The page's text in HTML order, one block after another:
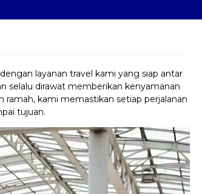
layanan travel kami yang siap antar
selalu dirawat memberikan kenyamanan
ramah, kami memastikan setiap perjalanan
tujuan.